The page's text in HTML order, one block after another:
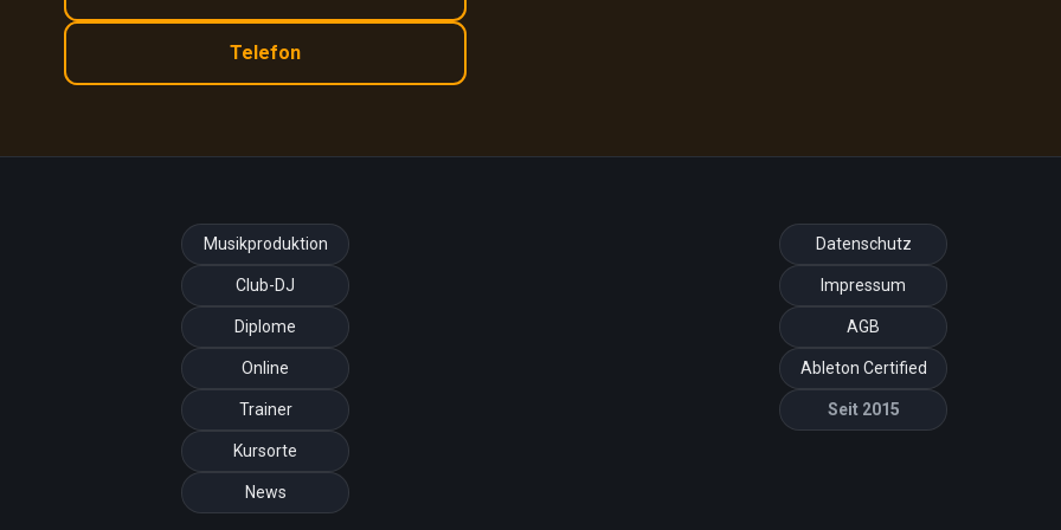
Telefon
Musikproduktion
Club-DJ
Diplome
Online
Trainer
Kursorte
News
Datenschutz
Impressum
AGB
Ableton Certified
Seit 2015